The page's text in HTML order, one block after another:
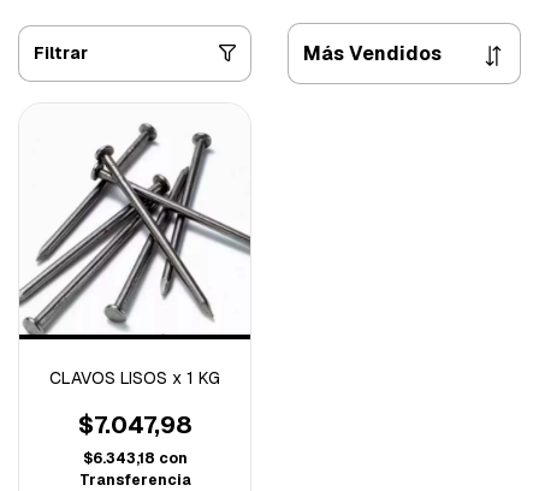
Filtrar
CLAVOS LISOS x 1 KG
$7.047,98
$6.343,18 con
Transferencia